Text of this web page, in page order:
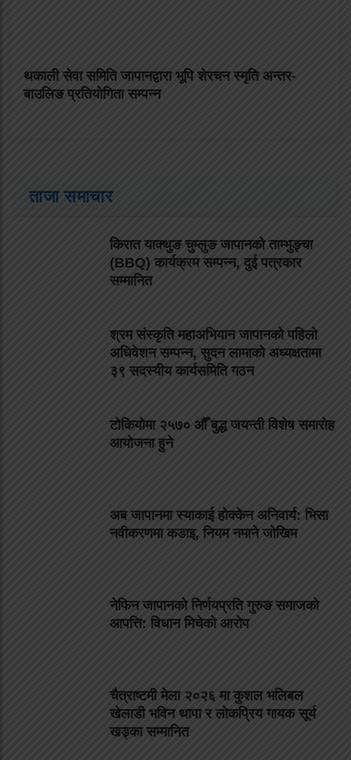
थकाली सेवा समिति जापानद्वारा भूपि शेरचन स्मृति अन्तर-
बाउलिङ प्रतियोगिता सम्पन्न
ताजा समाचार
किरात याक्थुङ चुम्लुङ जापानको ताम्भुङ्चा
(BBQ) कार्यक्रम सम्पन्न, दुई पत्रकार
सम्मानित
श्रम संस्कृति महाअभियान जापानको पहिलो
अधिवेशन सम्पन्न, सुदन लामाको अध्यक्षतामा
३९ सदस्यीय कार्यसमिति गठन
टोकियोमा २५७० औँ बुद्ध जयन्ती विशेष समारोह
आयोजना हुने
अब जापानमा स्याकाई होक्केन अनिवार्य: भिसा
नवीकरणमा कडाइ, नियम नमाने जोखिम
नेफिन जापानको निर्णयप्रति गुरुङ समाजको
आपत्ति: विधान मिचेको आरोप
चैत्राष्टमी मेला २०२६ मा कुशल भलिबल
खेलाडी भविन थापा र लोकप्रिय गायक सूर्य
खड्का सम्मानित